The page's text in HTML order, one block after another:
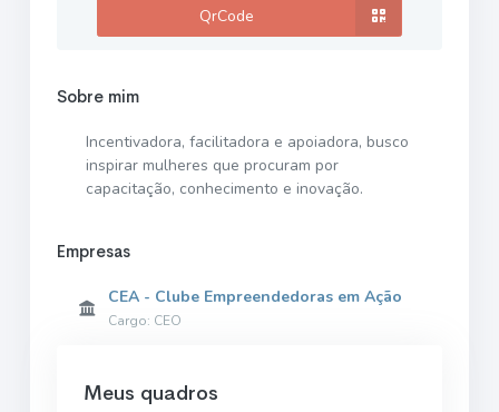
QrCode
Sobre mim
Incentivadora, facilitadora e apoiadora, busco
inspirar mulheres que procuram por
capacitação, conhecimento e inovação.
Empresas
CEA - Clube Empreendedoras em Ação
Cargo: CEO
Meus quadros